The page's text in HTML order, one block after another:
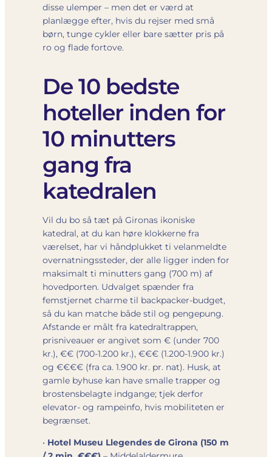
disse ulemper – men det er værd at
planlægge efter, hvis du rejser med små
børn, tunge cykler eller bare sætter pris på
ro og flade fortove.
De 10 bedste
hoteller inden for
10 minutters
gang fra
katedralen
Vil du bo så tæt på Gironas ikoniske
katedral, at du kan høre klokkerne fra
værelset, har vi håndplukket ti velanmeldte
overnatningssteder, der alle ligger inden for
maksimalt ti minutters gang (700 m) af
hovedporten. Udvalget spænder fra
femstjernet charme til backpacker-budget,
så du kan matche både stil og pengepung.
Afstande er målt fra katedraltrappen,
prisniveauer er angivet som € (under 700
kr.), €€ (700-1.200 kr.), €€€ (1.200-1.900 kr.)
og €€€€ (fra ca. 1.900 kr. pr. nat). Husk, at
gamle byhuse kan have smalle trapper og
brostensbelagte indgange; tjek derfor
elevator- og rampeinfo, hvis mobiliteten er
begrænset.
• Hotel Museu Llegendes de Girona (150 m